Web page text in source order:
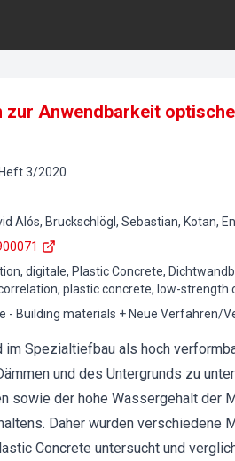
zur Anwendbarkeit
Heft3/2020
Alós, Bruckschlögl, Sebastian, Kotan,
digitale, Plastic Concrete,
plastic concrete, low-
- Building materials + Neue Verfahren/
Spezialtiefbau als hoch
und des Untergrunds zu
sowie der hohe Wassergehalt der
Daher wurden verschiedene
Concrete untersucht und